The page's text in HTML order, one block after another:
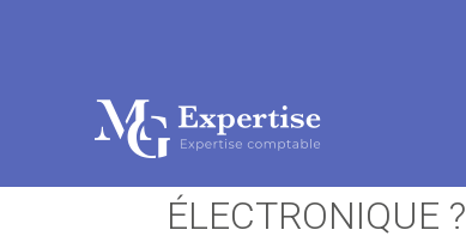
Aller
ÉLECTRONIQUE ?